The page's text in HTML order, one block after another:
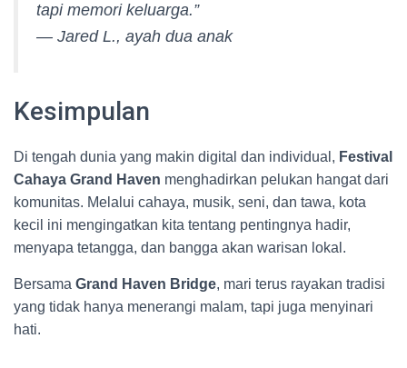
tapi memori keluarga.”
— Jared L., ayah dua anak
Kesimpulan
Di tengah dunia yang makin digital dan individual, Festival
Cahaya Grand Haven menghadirkan pelukan hangat dari
komunitas. Melalui cahaya, musik, seni, dan tawa, kota
kecil ini mengingatkan kita tentang pentingnya hadir,
menyapa tetangga, dan bangga akan warisan lokal.
Bersama Grand Haven Bridge, mari terus rayakan tradisi
yang tidak hanya menerangi malam, tapi juga menyinari
hati.